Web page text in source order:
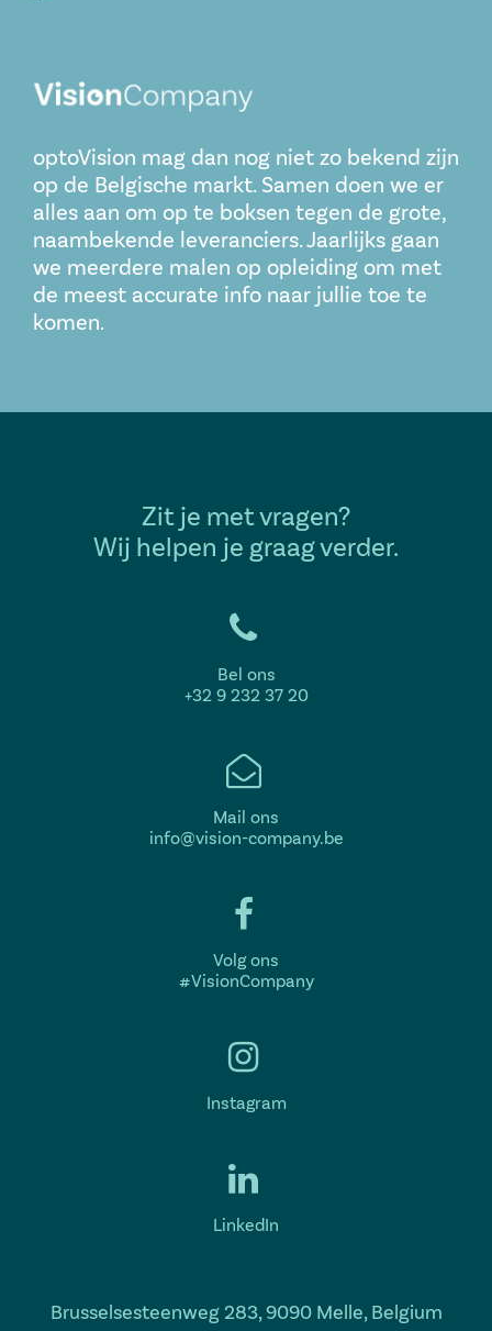
optoVision mag dan nog niet zo bekend zijn
op de Belgische markt. Samen doen we er
alles aan om op te boksen tegen de grote,
naambekende leveranciers. Jaarlijks gaan
we meerdere malen op opleiding om met
de meest accurate info naar jullie toe te
komen.
Zit je met vragen?
Wij helpen je graag verder.
Bel ons
+32 9 232 37 20
Mail ons
info@vision-company.be
Volg ons
#VisionCompany
Instagram
LinkedIn
Brusselsesteenweg 283, 9090 Melle, Belgium